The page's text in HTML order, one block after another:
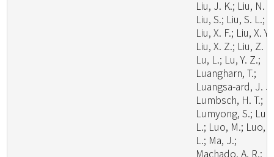
Liu, J. K.; Liu, N.
Liu, S.; Liu, S. L.;
Liu, X. F.; Liu, X. Y.;
Liu, X. Z.; Liu, Z.
Lu, L.; Lu, Y. Z.;
Luangharn, T.;
Luangsa-ard, J.
Lumbsch, H. T.;
Lumyong, S.;
L.; Luo, M.; Luo,
L.; Ma, J.;
Machado, A. R.;